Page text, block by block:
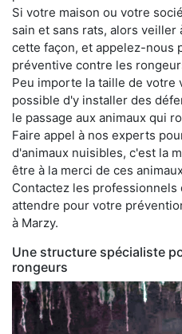
Si votre maison ou votre
sain et sans rats, alors
cette façon, et appelez-nous
préventive contre les
Peu importe la taille de votre
possible d'y installer des
le passage aux animaux qui
Faire appel à nos experts
d'animaux nuisibles, c'est la
être à la merci de ces
Contactez les
attendre pour votre
à Marzy.
Une structure spécialiste
rongeurs